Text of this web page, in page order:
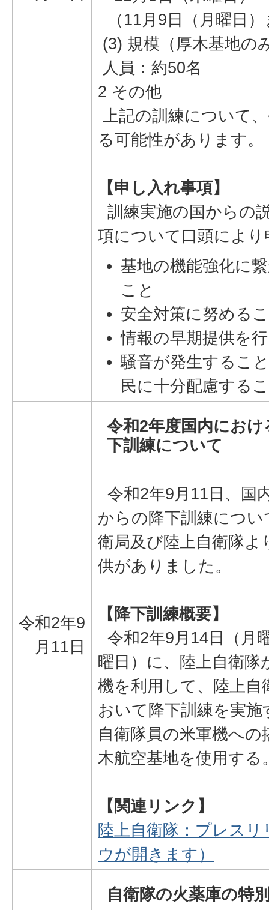
（11月9日（月曜日
(3) 規模（厚木基地の
人員：約50名
2 その他
上記の訓練について
る可能性があります。
【申し入れ事項】
訓練実施の国からの
項について口頭によ
基地の機能強化に
こと
安全対策に努める
情報の早期提供を
騒音が発生するこ
民に十分配慮する
令和2年9
月11日
令和2年度国内にお
下訓練について
令和2年9月11日、国
からの降下訓練につ
衛局及び陸上自衛隊
供がありました。
【降下訓練概要】
令和2年9月14日（月
曜日）に、陸上自衛隊
機を利用して、陸上自
おいて降下訓練を実
自衛隊員の米軍機への
木航空基地を使用する
【関連リンク】
陸上自衛隊：プレス
ウが開きます）
自衛隊の火薬庫の特